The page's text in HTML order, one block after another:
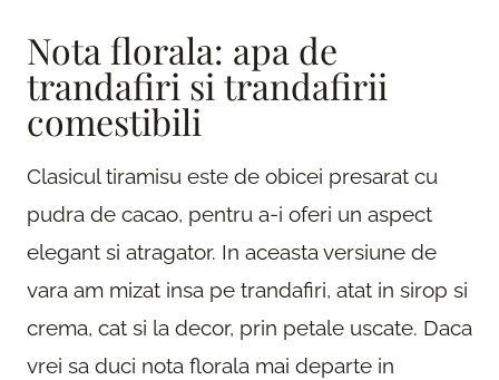
Nota florala: apa de
trandafiri si trandafirii
comestibili
Clasicul tiramisu este de obicei presarat cu
pudra de cacao, pentru a-i oferi un aspect
elegant si atragator. In aceasta versiune de
vara am mizat insa pe trandafiri, atat in sirop si
crema, cat si la decor, prin petale uscate. Daca
vrei sa duci nota florala mai departe in